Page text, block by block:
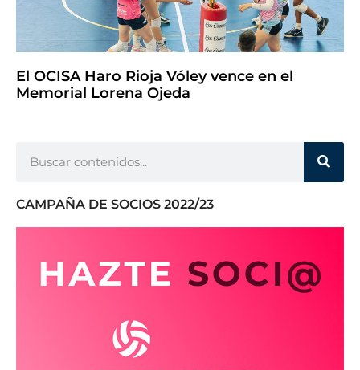
El OCISA Haro Rioja Vóley vence en el
Memorial Lorena Ojeda
CAMPAÑA DE SOCIOS 2022/23